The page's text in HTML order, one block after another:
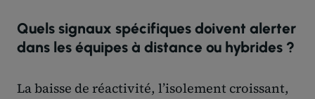
Quels signaux spécifiques doivent alerter
dans les équipes à distance ou hybrides ?
La baisse de réactivité, l’isolement croissant,